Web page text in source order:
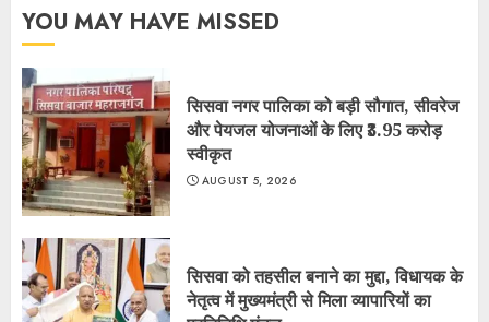
YOU MAY HAVE MISSED
सिसवा नगर पालिका को बड़ी सौगात, सीवरेज
और पेयजल योजनाओं के लिए ₹3.95 करोड़
स्वीकृत
AUGUST 5, 2026
सिसवा को तहसील बनाने का मुद्दा, विधायक के
नेतृत्व में मुख्यमंत्री से मिला व्यापारियों का